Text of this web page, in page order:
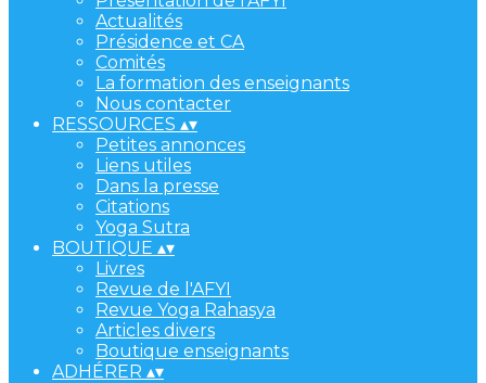
Actualités
Présidence et CA
Comités
La formation des enseignants
Nous contacter
RESSOURCES ▴▾
Petites annonces
Liens utiles
Dans la presse
Citations
Yoga Sutra
BOUTIQUE ▴▾
Livres
Revue de l'AFYI
Revue Yoga Rahasya
Articles divers
Boutique enseignants
ADHÉRER ▴▾